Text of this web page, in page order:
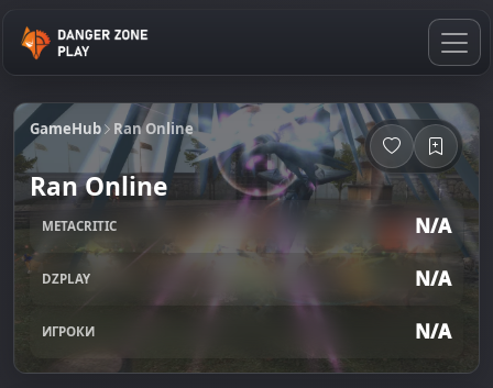
GameHub Ran Online
Ran Online
METACRITIC N/A
DZPLAY N/A
ИГРОКИ N/A